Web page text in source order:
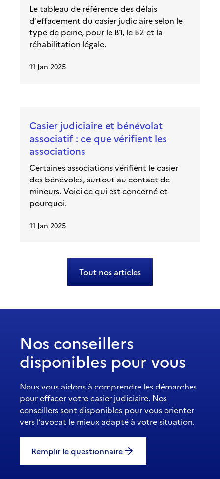
Le tableau de référence des délais
d'effacement du casier judiciaire selon le
type de peine, pour le B1, le B2 et la
réhabilitation légale.
11 Jan 2025
Casier judiciaire et bénévolat
associatif : ce que vérifient les
associations
Certaines associations vérifient le casier
des bénévoles, surtout au contact de
mineurs. Voici ce qui est concerné et
pourquoi.
11 Jan 2025
Tout nos articles
Nos conseillers
disponibles pour vous
Nous vous aidons à comprendre les démarches
pour effacer votre casier judiciaire. Nos
conseillers sont disponibles pour vous orienter
vers l’avocat le mieux adapté à votre situation.
Remplir le questionnaire